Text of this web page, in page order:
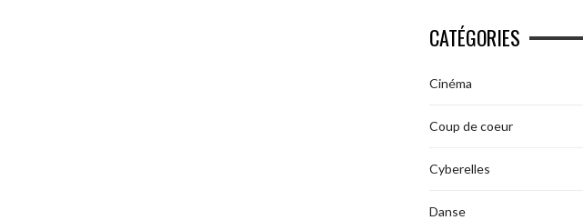
CATÉGORIES
Cinéma
Coup de coeur
Cyberelles
Danse